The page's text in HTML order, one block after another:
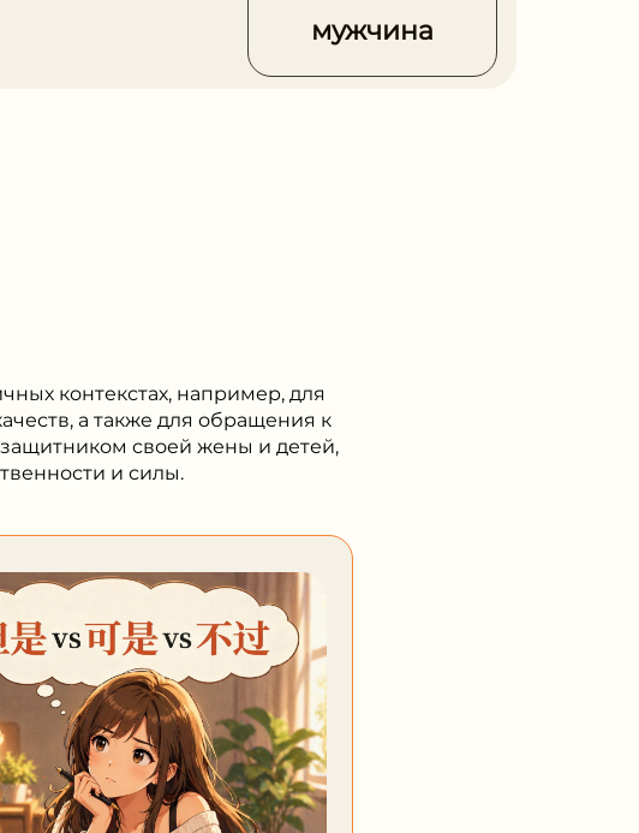
мужчина
контекстах, например, для
а также для обращения к
своей жены и детей,
и силы.